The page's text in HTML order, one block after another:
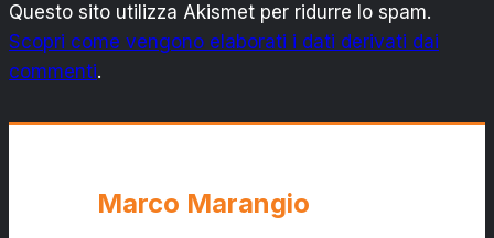
Questo sito utilizza Akismet per ridurre lo spam.
Scopri come vengono elaborati i dati derivati dai
commenti.
Marco Marangio